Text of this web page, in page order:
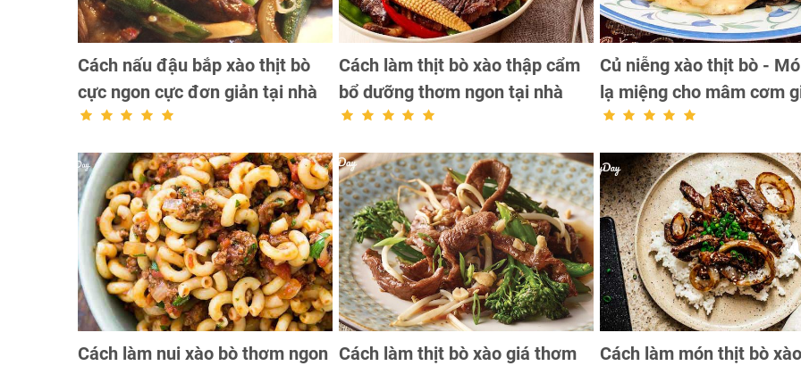
Cách nấu đậu bắp xào thịt bò
cực ngon cực đơn giản tại nhà
Cách làm thịt bò xào thập cẩm
bổ dưỡng thơm ngon tại nhà
Củ niễng xào thịt bò -
lạ miệng cho mâm cơm
Cách làm nui xào bò thơm ngon Cách làm thịt bò xào giá thơm
Cách làm món thịt bò